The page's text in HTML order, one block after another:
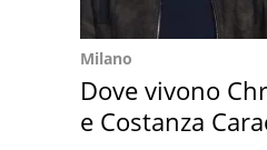
Milano
Dove vivono
e Costanza